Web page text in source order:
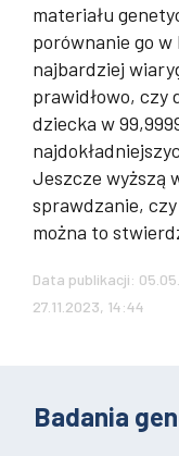
materiału
porównanie go
najbardziej
prawidłowo, czy
dziecka w
Jeszcze wyższą
sprawdzanie,
można to
Data publikacji:
27.11.2023, 14:44
Badania